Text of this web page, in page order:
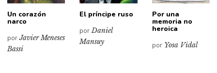
Un corazón
narco
porJavier Meneses
Bassi
El príncipe ruso
porDaniel
Mansuy
Por una
memoria no
heroica
por Yosa Vidal